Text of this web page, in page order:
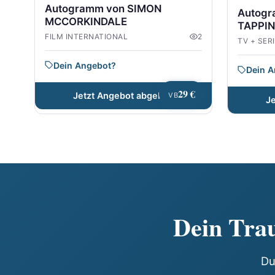
VB29 €
Autogramm von SIMON
MCCORKINDALE
FILM INTERNATIONAL 2
Dein Angebot?
Jetzt Angebot abgeben
TV +
Dein
Dein